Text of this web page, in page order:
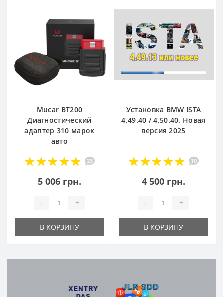
Mucar BT200
Диагностический
адаптер 310 марок
авто
23
5 006 грн.
- +
В КОРЗИНУ
Установка BMW ISTA
4.49.40 / 4.50.40. Новая
версия 2025
10
4 500 грн.
- +
В КОРЗИНУ